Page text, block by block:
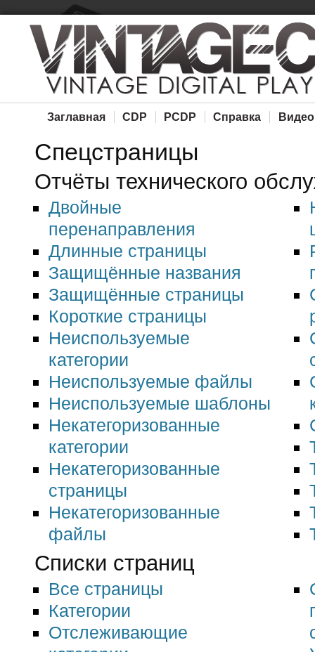
Заглавная CDP PCDP Справка Видео
Спецстраницы
Отчёты технического
Двойные
перенаправления
Длинные страницы
Защищённые названия
Защищённые страницы
Короткие страницы
Неиспользуемые
категории
Неиспользуемые файлы
Неиспользуемые шаблоны
Некатегоризованные
категории
Некатегоризованные
страницы
Некатегоризованные
файлы
Списки страниц
Все страницы
Категории
Отслеживающие